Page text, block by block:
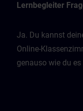
Lernbegleiter
Ja. Du kannst
Online-
genauso wie du